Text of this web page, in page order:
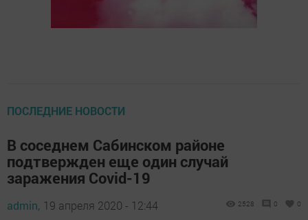
ПОСЛЕДНИЕ НОВОСТИ
В соседнем Сабинском районе
подтвержден еще один случай
заражения Covid-19
admin, 19 апреля 2020 - 12:44 2528 0 0